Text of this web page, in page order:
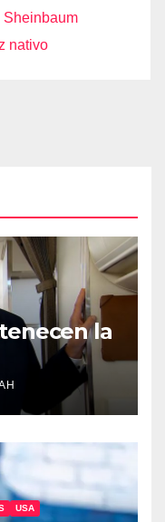
Sheinbaum
nativo
la
USA